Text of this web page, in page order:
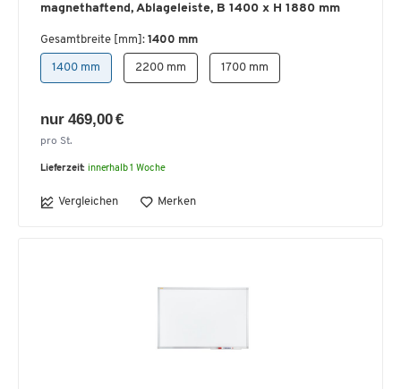
magnethaftend, Ablageleiste, B 1400 x H 1880 mm
Gesamtbreite [mm]: 1400 mm
1400 mm 2200 mm 1700 mm
nur 469,00 €
pro St.
Lieferzeit: innerhalb 1 Woche
Vergleichen Merken